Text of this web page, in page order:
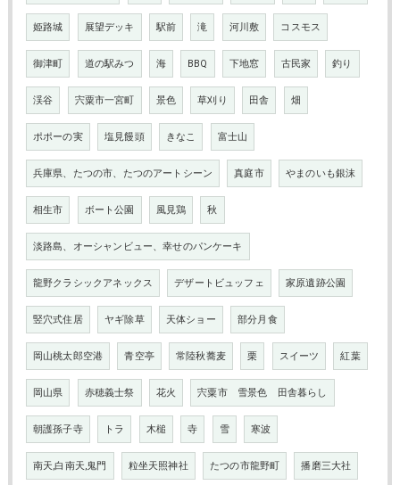
姫路城 展望デッキ 駅前 滝 河川敷 コスモス
御津町 道の駅みつ 海 BBQ 下地窓 古民家 釣り
渓谷 宍粟市一宮町 景色 草刈り 田舎 畑
ポポーの実 塩見饅頭 きなこ 富士山
兵庫県、たつの市、たつのアートシーン 真庭市 やまのいも銀沫
相生市 ボート公園 風見鶏 秋
淡路島、オーシャンビュー、幸せのパンケーキ
龍野クラシックアネックス デザートビュッフェ 家原遺跡公園
竪穴式住居 ヤギ除草 天体ショー 部分月食
岡山桃太郎空港 青空亭 常陸秋蕎麦 栗 スイーツ 紅葉
岡山県 赤穂義士祭 花火 宍粟市 雪景色 田舎暮らし
朝護孫子寺 トラ 木槌 寺 雪 寒波
南天,白南天,鬼門 粒坐天照神社 たつの市龍野町 播磨三大社